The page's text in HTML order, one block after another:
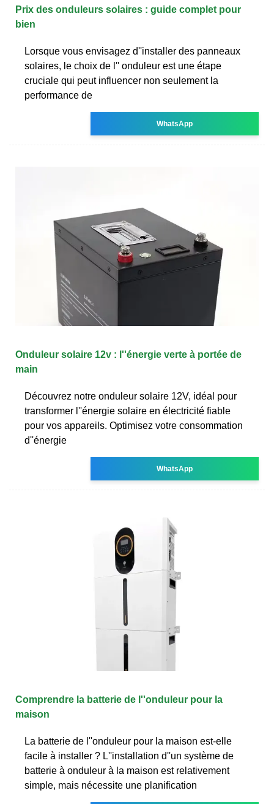
Prix des onduleurs solaires : guide complet pour
bien
Lorsque vous envisagez d''installer des panneaux
solaires, le choix de l'' onduleur est une étape
cruciale qui peut influencer non seulement la
performance de
WhatsApp
Onduleur solaire 12v : l''énergie verte à portée de
main
Découvrez notre onduleur solaire 12V, idéal pour
transformer l''énergie solaire en électricité fiable
pour vos appareils. Optimisez votre consommation
d''énergie
WhatsApp
Comprendre la batterie de l''onduleur pour la
maison
La batterie de l''onduleur pour la maison est-elle
facile à installer ? L''installation d''un système de
batterie à onduleur à la maison est relativement
simple, mais nécessite une planification